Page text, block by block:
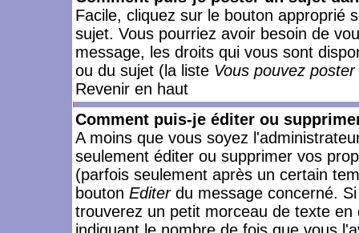
Facile, cliquez sur le bouton approprié
sujet. Vous pourriez avoir besoin de
message, les droits qui vous sont
ou du sujet (la liste Vous pouvez
Revenir en haut
Comment puis-je éditer ou
A moins que vous soyez
seulement éditer ou supprimer vos
(parfois seulement après un certain
bouton Editerdu message concerné.
trouverez un petit morceau de texte